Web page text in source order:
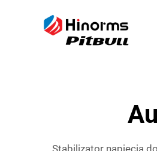
Stabilizator napięcia